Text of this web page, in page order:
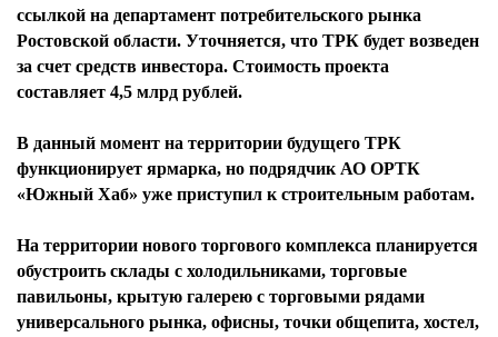
ссылкой на департамент потребительского рынка
Ростовской области. Уточняется, что ТРК будет возведен
за счет средств инвестора. Стоимость проекта
составляет 4,5 млрд рублей.
В данный момент на территории будущего ТРК
функционирует ярмарка, но подрядчик АО ОРТК
«Южный Хаб» уже приступил к строительным работам.
На территории нового торгового комплекса планируется
обустроить склады с холодильниками, торговые
павильоны, крытую галерею с торговыми рядами
универсального рынка, офисны, точки общепита, хостел,